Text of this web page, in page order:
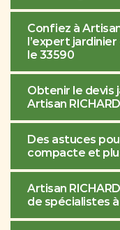
Confiez à
l’expert
le 33590
Obtenir le devis
Artisan
Des astuces
compacte et
Artisan
de spécialistes